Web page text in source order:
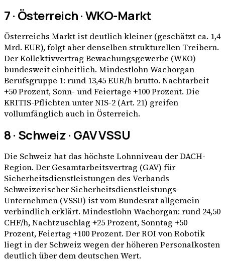
7 · Österreich · WKO-Markt
Österreichs Markt ist deutlich kleiner (geschätzt ca. 1,4
Mrd. EUR), folgt aber denselben strukturellen Treibern.
Der Kollektivvertrag Bewachungsgewerbe (WKO)
bundesweit einheitlich. Mindestlohn Wachorgan
Berufsgruppe 1: rund 13,45 EUR/h brutto. Nachtarbeit
+50 Prozent, Sonn- und Feiertage +100 Prozent. Die
KRITIS-Pflichten unter NIS-2 (Art. 21) greifen
vollumfänglich auch in Österreich.
8 · Schweiz · GAV VSSU
Die Schweiz hat das höchste Lohnniveau der DACH-
Region. Der Gesamtarbeitsvertrag (GAV) für
Sicherheits­dienst­leistungen des Verbands
Schweizerischer Sicherheits­dienstleistungs-
Unternehmen (VSSU) ist vom Bundesrat allgemein
verbindlich erklärt. Mindestlohn Wachorgan: rund 24,50
CHF/h, Nachtzuschlag +25 Prozent, Sonntag +50
Prozent, Feiertag +100 Prozent. Der ROI von Robotik
liegt in der Schweiz wegen der höheren Personalkosten
deutlich über dem deutschen Wert.